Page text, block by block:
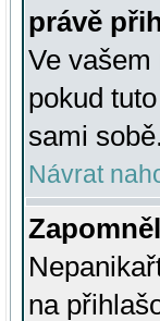
právě
Ve
pokud
sami
Návrat
na